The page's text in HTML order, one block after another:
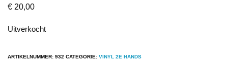
€ 20,00
Uitverkocht
ARTIKELNUMMER: 932 CATEGORIE: VINYL 2E HANDS